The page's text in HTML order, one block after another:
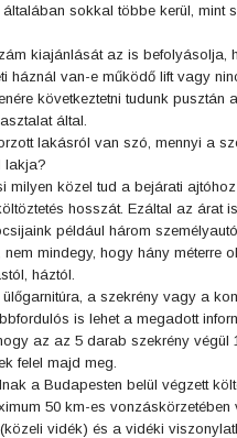
általában sokkal többe kerül, mint
kiajánlását az is befolyásolja,
háznál van-e működő lift vagy
következtetni tudunk pusztán
által.
lakásról van szó, mennyi a
lakja?
milyen közel tud a bejárati
hosszát. Ezáltal az árat
például három
mindegy, hogy hány méterre
háztól.
a szekrény vagy a
is lehet a megadott
az az 5 darab szekrény végül
felel majd meg.
a Budapesten belül végzett
50 km-es vonzáskörzetében
vidék) és a vidéki